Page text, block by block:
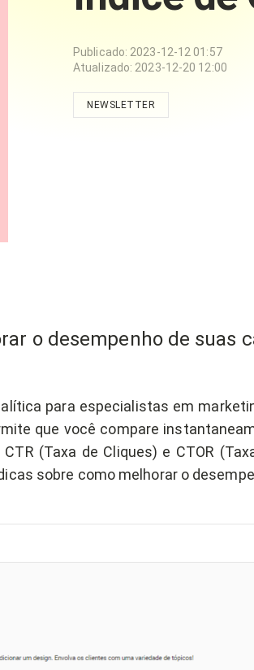
Publicado: 2023-12-12 01:57
Atualizado: 2023-12-20 12:00
NEWSLETTER
o desempenho de suas
para especialistas em
que você compare
(Taxa de Cliques) e CTOR
sobre como melhorar o